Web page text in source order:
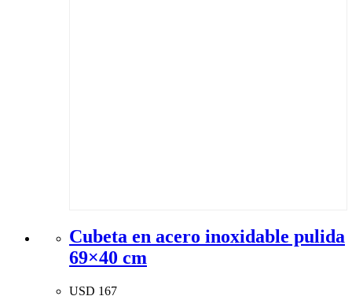
Cubeta en acero inoxidable pulida
69×40 cm
USD 167